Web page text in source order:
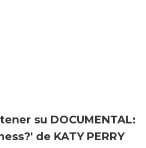
su DOCUMENTAL:
de KATY PERRY